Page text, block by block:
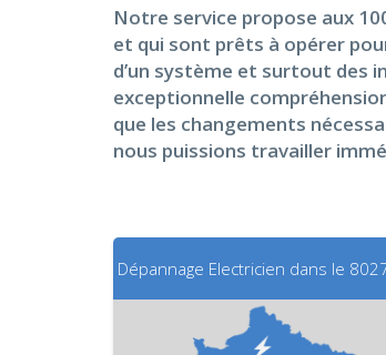
Notre service propose aux
et qui sont prêts à opérer
d’un système et surtout des
exceptionnelle
que les changements
nous puissions travailler
Dépannage Electricien dans le